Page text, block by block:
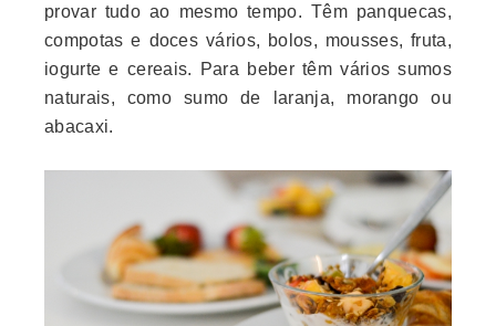
provar tudo ao mesmo tempo. Têm panquecas,
compotas e doces vários, bolos, mousses, fruta,
iogurte e cereais. Para beber têm vários sumos
naturais, como sumo de laranja, morango ou
abacaxi.